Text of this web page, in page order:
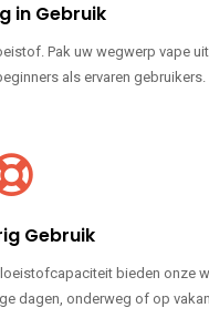
in Gebruik
Pak uw wegwerp vape
als ervaren gebruikers.
Gebruik
bieden onze
dagen, onderweg of op